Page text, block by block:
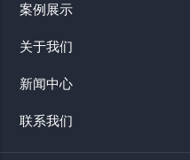
案例展示
关于我们
新闻中心
联系我们